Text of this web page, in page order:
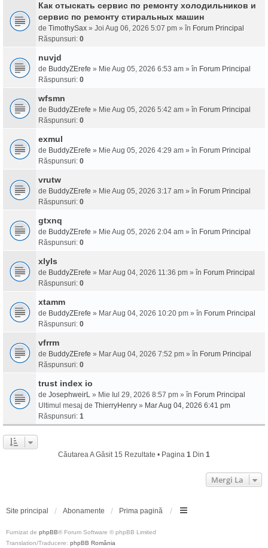
Как отыскать сервис по ремонту холодильников и
сервис по ремонту стиральных машин
de TimothySax » Joi Aug 06, 2026 5:07 pm » în Forum Principal
Răspunsuri: 0
nuvjd
de BuddyZErefe » Mie Aug 05, 2026 6:53 am » în Forum Principal
Răspunsuri: 0
wfsmn
de BuddyZErefe » Mie Aug 05, 2026 5:42 am » în Forum Principal
Răspunsuri: 0
exmul
de BuddyZErefe » Mie Aug 05, 2026 4:29 am » în Forum Principal
Răspunsuri: 0
vrutw
de BuddyZErefe » Mie Aug 05, 2026 3:17 am » în Forum Principal
Răspunsuri: 0
gtxnq
de BuddyZErefe » Mie Aug 05, 2026 2:04 am » în Forum Principal
Răspunsuri: 0
xlyls
de BuddyZErefe » Mar Aug 04, 2026 11:36 pm » în Forum Principal
Răspunsuri: 0
xtamm
de BuddyZErefe » Mar Aug 04, 2026 10:20 pm » în Forum Principal
Răspunsuri: 0
vfrrm
de BuddyZErefe » Mar Aug 04, 2026 7:52 pm » în Forum Principal
Răspunsuri: 0
trust index io
de JosephweirL » Mie Iul 29, 2026 8:57 pm » în Forum Principal
Ultimul mesaj de ThierryHenry » Mar Aug 04, 2026 6:41 pm
Răspunsuri: 1
Căutarea A Găsit 15 Rezultate • Pagina 1 Din 1
Mergi La
Site principal Abonamente Prima pagină
Furnizat de phpBB® Forum Software © phpBB Limited
Translation/Traducere: phpBB România